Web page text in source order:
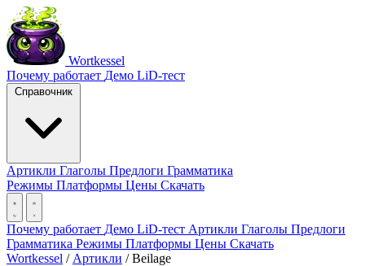
Wortkessel
Почему работает Демо LiD-тест
Справочник
Артикли Глаголы Предлоги Грамматика
Режимы Платформы Цены Скачать
Почему работает Демо LiD-тест Артикли Глаголы Предлоги
Грамматика Режимы Платформы Цены Скачать
Wortkessel / Артикли / Beilage